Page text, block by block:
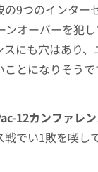
9つのインター
ンオーバーを犯
スにも穴はあり
とになりそうで
12カンファレ
でい1敗を喫し